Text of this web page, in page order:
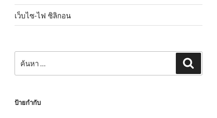
เว็บไซ-ไฟ ซิลิกอน
ป้ายกำกับ